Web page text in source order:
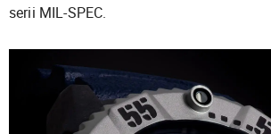
serii MIL-SPEC.